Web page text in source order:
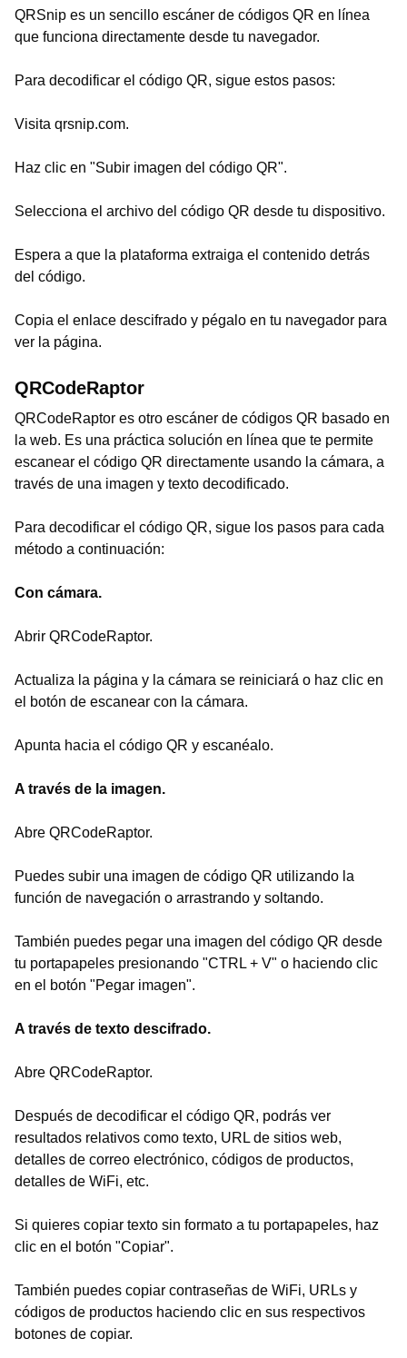
QRSnip es un sencillo escáner de códigos QR en línea
que funciona directamente desde tu navegador.
Para decodificar el código QR, sigue estos pasos:
Visita qrsnip.com.
Haz clic en "Subir imagen del código QR".
Selecciona el archivo del código QR desde tu dispositivo.
Espera a que la plataforma extraiga el contenido detrás
del código.
Copia el enlace descifrado y pégalo en tu navegador para
ver la página.
QRCodeRaptor
QRCodeRaptor es otro escáner de códigos QR basado en
la web. Es una práctica solución en línea que te permite
escanear el código QR directamente usando la cámara, a
través de una imagen y texto decodificado.
Para decodificar el código QR, sigue los pasos para cada
método a continuación:
Con cámara.
Abrir QRCodeRaptor.
Actualiza la página y la cámara se reiniciará o haz clic en
el botón de escanear con la cámara.
Apunta hacia el código QR y escanéalo.
A través de la imagen.
Abre QRCodeRaptor.
Puedes subir una imagen de código QR utilizando la
función de navegación o arrastrando y soltando.
También puedes pegar una imagen del código QR desde
tu portapapeles presionando "CTRL + V" o haciendo clic
en el botón "Pegar imagen".
A través de texto descifrado.
Abre QRCodeRaptor.
Después de decodificar el código QR, podrás ver
resultados relativos como texto, URL de sitios web,
detalles de correo electrónico, códigos de productos,
detalles de WiFi, etc.
Si quieres copiar texto sin formato a tu portapapeles, haz
clic en el botón "Copiar".
También puedes copiar contraseñas de WiFi, URLs y
códigos de productos haciendo clic en sus respectivos
botones de copiar.